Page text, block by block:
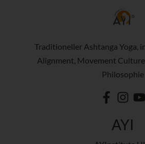
Traditioneller Ashtanga Yoga,
Alignment, Movement
Philosophie
AYI